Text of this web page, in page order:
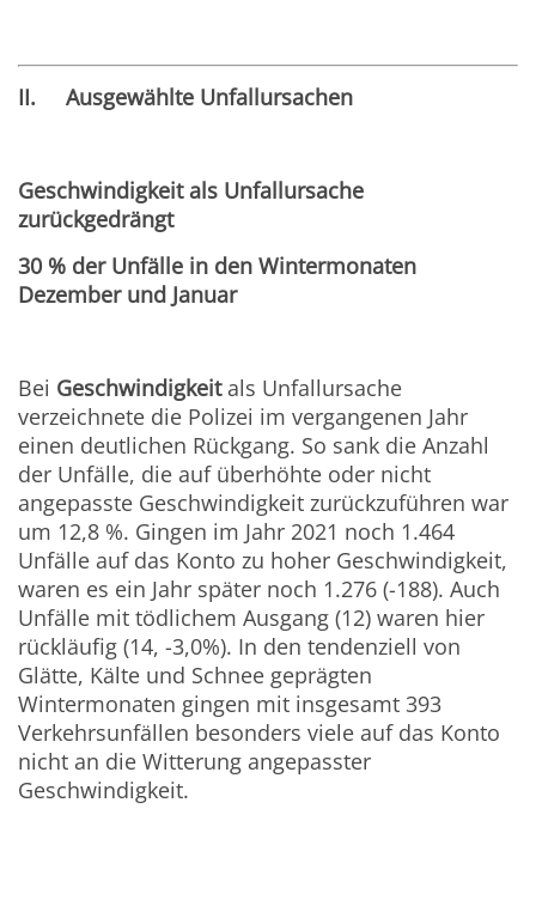
II. Ausgewählte Unfallursachen
Geschwindigkeit als Unfallursache
zurückgedrängt
30 % der Unfälle in den Wintermonaten
Dezember und Januar
Bei Geschwindigkeitals Unfallursache
verzeichnete die Polizei im vergangenen Jahr
einen deutlichen Rückgang. So sank die Anzahl
der Unfälle, die auf überhöhte oder nicht
angepasste Geschwindigkeit zurückzuführen war
um 12,8 %. Gingen im Jahr 2021 noch 1.464
Unfälle auf das Konto zu hoher Geschwindigkeit,
waren es ein Jahr später noch 1.276 (-188). Auch
Unfälle mit tödlichem Ausgang (12) waren hier
rückläufig (14, -3,0%). In den tendenziell von
Glätte, Kälte und Schnee geprägten
Wintermonaten gingen mit insgesamt 393
Verkehrsunfällen besonders viele auf das Konto
nicht an die Witterung angepasster
Geschwindigkeit.